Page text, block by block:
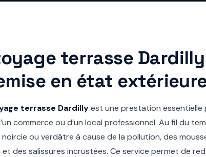
terrasse
en état
terrasse Dardillyest une prestation essentielle
commerce ou d’un local professionnel. Au fil du
ou verdâtre à cause de la pollution, des
et des salissures incrustées. Ce service permet de